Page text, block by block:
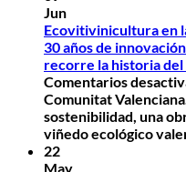
Jun
Ecovitivinicultura en
30 años de
recorre la historia
Comentarios
Comunitat
sostenibilidad, una
viñedo ecológico
22
May